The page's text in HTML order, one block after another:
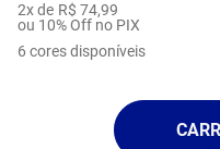
2x de R$ 74,99
ou 10% Off no PIX
6 cores disponíveis